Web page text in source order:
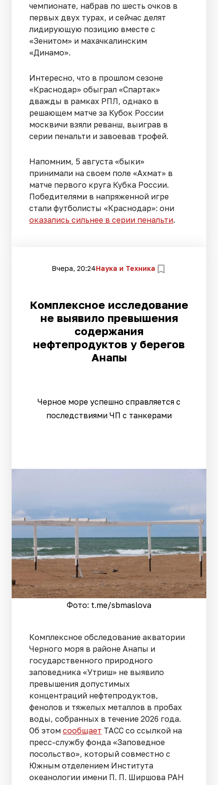
чемпионате, набрав по шесть очков в
первых двух турах, и сейчас делят
лидирующую позицию вместе с
«Зенитом» и махачкалинским
«Динамо».
Интересно, что в прошлом сезоне
«Краснодар» обыграл «Спартак»
дважды в рамках РПЛ, однако в
решающем матче за Кубок России
москвичи взяли реванш, выиграв в
серии пенальти и завоевав трофей.
Напомним, 5 августа «быки»
принимали на своем поле «Ахмат» в
матче первого круга Кубка России.
Победителями в напряженной игре
стали футболисты «Краснодар»: они
оказались сильнее в серии пенальти.
Вчера, 20:24Наука и Техника
Комплексное исследование
не выявило превышения
содержания
нефтепродуктов у берегов
Анапы
Черное море успешно справляется с
последствиями ЧП с танкерами
Фото: t.me/sbmaslova
Комплексное обследование акватории
Черного моря в районе Анапы и
государственного природного
заповедника «Утриш» не выявило
превышения допустимых
концентраций нефтепродуктов,
фенолов и тяжелых металлов в пробах
воды, собранных в течение 2026 года.
Об этом сообщает ТАСС со ссылкой на
пресс-службу фонда «Заповедное
посольство», который совместно с
Южным отделением Института
океанологии имени П. П. Ширшова РАН